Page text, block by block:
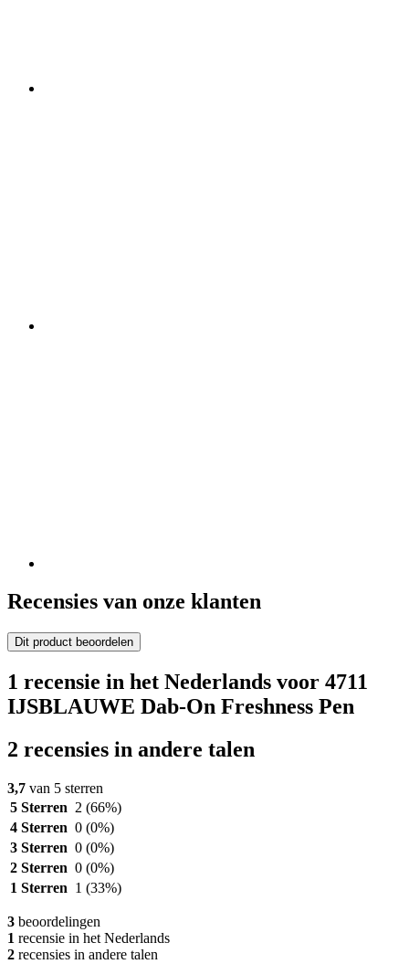
Recensies van onze klanten
Dit product beoordelen
1 recensie in het Nederlands voor 4711
IJSBLAUWE Dab-On Freshness Pen
2 recensies in andere talen
3,7 van 5 sterren
5 Sterren 2 (66%)
4 Sterren 0 (0%)
3 Sterren 0 (0%)
2 Sterren 0 (0%)
1 Sterren 1 (33%)
3 beoordelingen
1 recensie in het Nederlands
2 recensies in andere talen